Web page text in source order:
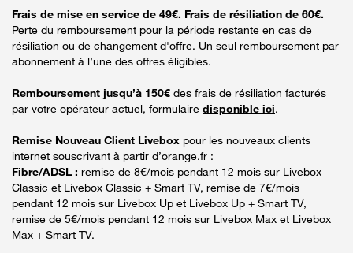
Frais de mise en service de 49€. Frais de résiliation de 60€.
Perte du remboursement pour la période restante en cas de
résiliation ou de changement d'offre. Un seul remboursement par
abonnement à l’une des offres éligibles.
Remboursement jusqu’à 150€ des frais de résiliation facturés
par votre opérateur actuel, formulaire disponible ici.
Remise Nouveau Client Livebox pour les nouveaux clients
internet souscrivant à partir d’orange.fr :
Fibre/ADSL : remise de 8€/mois pendant 12 mois sur Livebox
Classic et Livebox Classic + Smart TV, remise de 7€/mois
pendant 12 mois sur Livebox Up et Livebox Up + Smart TV,
remise de 5€/mois pendant 12 mois sur Livebox Max et Livebox
Max + Smart TV.